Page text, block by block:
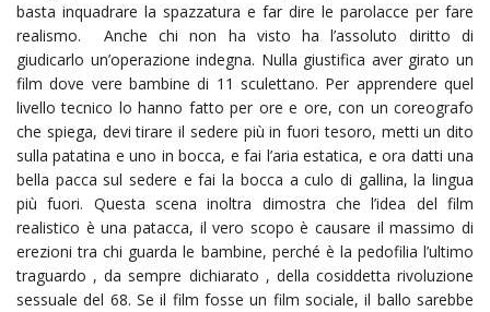
basta inquadrare la spazzatura e far dire le parolacce per fare
realismo. Anche chi non ha visto ha l’assoluto diritto di
giudicarlo un’operazione indegna. Nulla giustifica aver girato un
film dove vere bambine di 11 sculettano. Per apprendere quel
livello tecnico lo hanno fatto per ore e ore, con un coreografo
che spiega, devi tirare il sedere più in fuori tesoro, metti un dito
sulla patatina e uno in bocca, e fai l’aria estatica, e ora datti una
bella pacca sul sedere e fai la bocca a culo di gallina, la lingua
più fuori. Questa scena inoltra dimostra che l’idea del film
realistico è una patacca, il vero scopo è causare il massimo di
erezioni tra chi guarda le bambine, perché è la pedofilia l’ultimo
traguardo , da sempre dichiarato , della cosiddetta rivoluzione
sessuale del 68. Se il film fosse un film sociale, il ballo sarebbe